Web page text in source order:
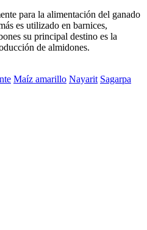
para la alimentación del ganado
es utilizado en barnices,
su principal destino es la
de almidones.
Maíz amarillo Nayarit Sagarpa